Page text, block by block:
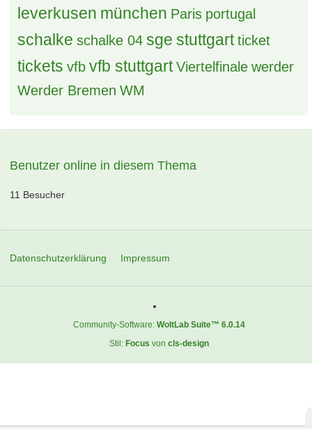
leverkusen münchen Paris portugal
schalke schalke 04 sge stuttgart ticket
tickets vfb vfb stuttgart Viertelfinale werder
Werder Bremen WM
Benutzer online in diesem Thema
11 Besucher
Datenschutzerklärung Impressum
Community-Software: WoltLab Suite™ 6.0.14
Stil: Focus von cls-design